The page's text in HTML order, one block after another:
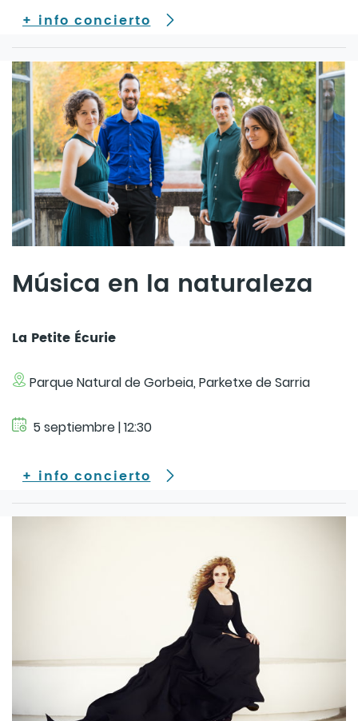
+ info concierto
Música en la naturaleza
La Petite Écurie
Parque Natural de Gorbeia, Parketxe de Sarria
5 septiembre | 12:30
+ info concierto